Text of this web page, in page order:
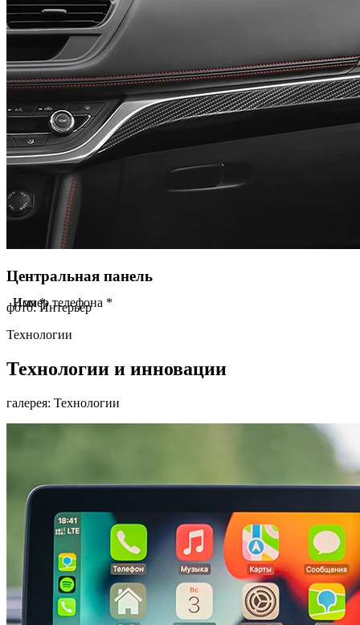
Центральная панель
фото: Интерьер
Технологии
Технологии и инновации
галерея: Технологии
Имя *
Номер телефона *